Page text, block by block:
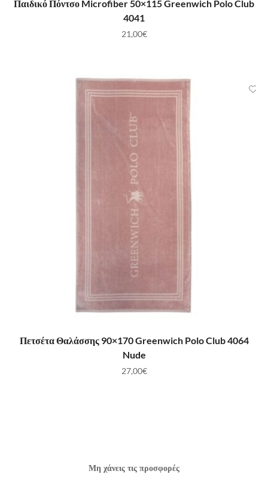
Παιδικό Πόντσο Microfiber 50×115 Greenwich Polo Club
4041
21,00€
ΠΡΟΣΘΉΚΗ ΣΤΟ ΚΑΛΆΘΙ
Πετσέτα Θαλάσσης 90×170 Greenwich Polo Club 4064
Nude
27,00€
Μη χάνεις τις προσφορές